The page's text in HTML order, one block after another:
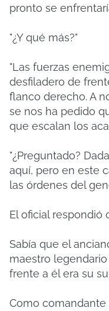
pronto se
"¿Y qué más?"
"Las fuerzas
desfiladero de
flanco derecho. A
se nos ha pedido
que escalan los
"¿Preguntado?
aquí, pero en este
las órdenes del
El oficial respondió
Sabía que el
maestro
frente a él era su
Como